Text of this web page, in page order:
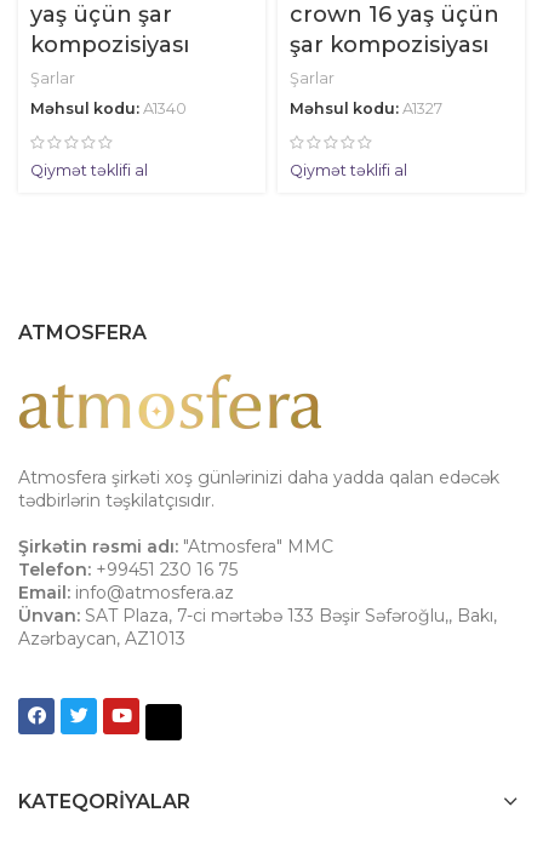
yaş üçün şar
kompozisiyası
Şarlar
Məhsul kodu: A1340
Qiymət təklifi al
crown 16 yaş üçün
şar kompozisiyası
Şarlar
Məhsul kodu: A1327
Qiymət təklifi al
ATMOSFERA
Atmosfera şirkəti xoş günlərinizi daha yadda qalan edəcək
tədbirlərin təşkilatçısıdır.
Şirkətin rəsmi adı: "Atmosfera" MMC
Telefon: +99451 230 16 75
Email: info@atmosfera.az
Ünvan: SAT Plaza, 7-ci mərtəbə 133 Bəşir Səfəroğlu,, Bakı,
Azərbaycan, AZ1013
KATEQORIYALAR